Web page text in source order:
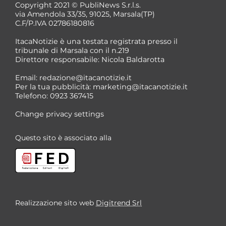
Copyright 2021 © PubliNews S.r.l.s.
via Amendola 33/35, 91025, Marsala(TP)
C.F/P.IVA 02786180816
ItacaNotizie è una testata registrata presso il
tribunale di Marsala con il n.219
Direttore responsabile: Nicola Baldarotta
Email: redazione@itacanotizie.it
Per la tua pubblicità: marketing@itacanotizie.it
Telefono: 0923 367415
Change privacy settings
Questo sito è associato alla
Realizzazione sito web Digitrend Srl